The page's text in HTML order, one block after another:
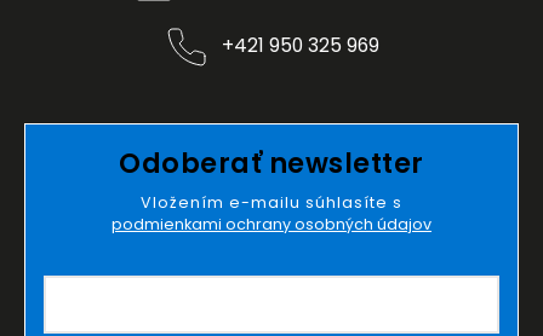
+421 950 325 969
Odoberať newsletter
Vložením e-mailu súhlasíte s
podmienkami ochrany osobných údajov